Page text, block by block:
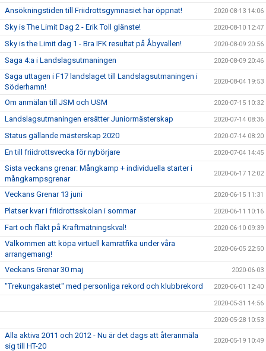
Ansökningstiden till Friidrottsgymnasiet har öppnat! 2020-08-13 14:06
Sky is The Limit Dag 2 - Erik Toll glänste! 2020-08-10 12:47
Sky is the Limit dag 1 - Bra IFK resultat på Åbyvallen! 2020-08-09 20:56
Saga 4:a i Landslagsutmaningen 2020-08-09 20:46
Saga uttagen i F17 landslaget till Landslagsutmaningen i
Söderhamn!
2020-08-04 19:53
Om anmälan till JSM och USM 2020-07-15 10:32
Landslagsutmaningen ersätter Juniormästerskap 2020-07-14 08:36
Status gällande mästerskap 2020 2020-07-14 08:20
En till friidrottsvecka för nybörjare 2020-07-04 14:45
Sista veckans grenar: Mångkamp + individuella starter i
mångkampsgrenar
2020-06-17 12:02
Veckans Grenar 13 juni 2020-06-15 11:31
Platser kvar i friidrottsskolan i sommar 2020-06-11 10:16
Fart och fläkt på Kraftmätningskval! 2020-06-10 09:39
Välkommen att köpa virtuell kamratfika under våra
arrangemang!
2020-06-05 22:50
Veckans Grenar 30 maj 2020-06-03
"Trekungakastet" med personliga rekord och klubbrekord 2020-06-01 12:40
2020-05-31 14:56
2020-05-28 10:53
Alla aktiva 2011 och 2012 - Nu är det dags att återanmäla
sig till HT-20
2020-05-19 10:49